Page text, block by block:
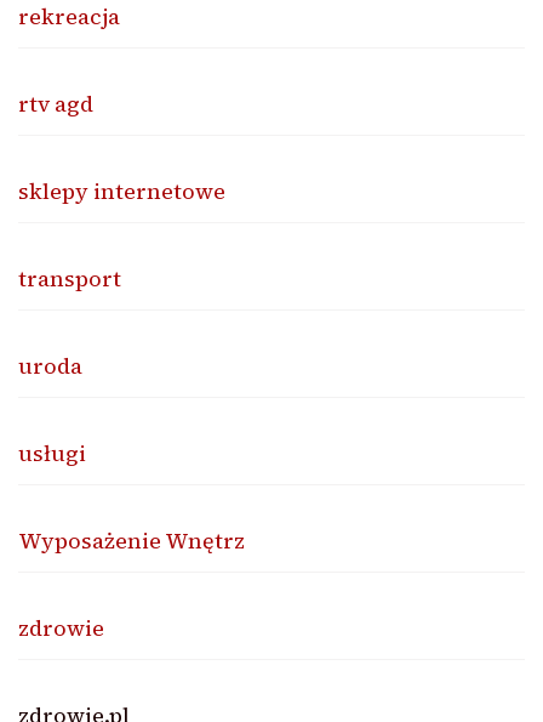
rekreacja
rtv agd
sklepy internetowe
transport
uroda
usługi
Wyposażenie Wnętrz
zdrowie
zdrowie.pl